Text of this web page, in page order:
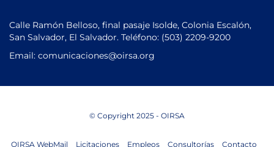
Calle Ramón Belloso, final pasaje Isolde, Colonia Escalón,
San Salvador, El Salvador. Teléfono: (503) 2209-9200
Email: comunicaciones@oirsa.org
© Copyright 2025 - OIRSA
OIRSA WebMail Licitaciones Empleos Consultorías Contacto